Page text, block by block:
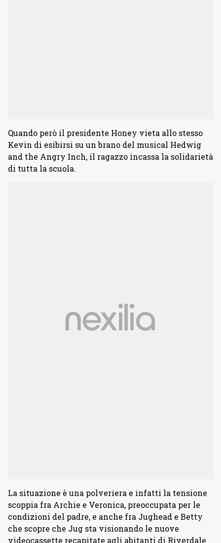
Quando però il presidente Honey vieta allo stesso
Kevin di esibirsi su un brano del musical Hedwig
and the Angry Inch, il ragazzo incassa la solidarietà
di tutta la scuola.
La situazione è una polveriera e infatti la tensione
scoppia fra Archie e Veronica, preoccupata per le
condizioni del padre, e anche fra Jughead e Betty
che scopre che Jug sta visionando le nuove
videocassette recapitate agli abitanti di Riverdale